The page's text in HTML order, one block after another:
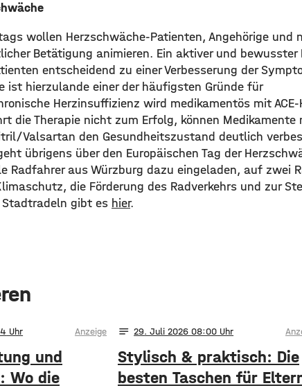
wollen Herzschwäche-Patienten, Angehörige und
Betätigung animieren. Ein aktiver und bewusster
entscheidend zu einer Verbesserung der
ist hierzulande einer der häufigsten Gründe für
Herzinsuffizienz wird medikamentös mit ACE-
die Therapie nicht zum Erfolg, können Medikamente
Valsartan den Gesundheitszustand deutlich
übrigens über den Europäischen Tag der
Radfahrer aus Würzburg dazu eingeladen, auf zwei
die Förderung des Radverkehrs und zur
Stadtradeln gibt es hier.
Anzeige
und
Wo die
notes 29. Juli 2026 08:00
Stylisch & praktisch: Die
besten Taschen für